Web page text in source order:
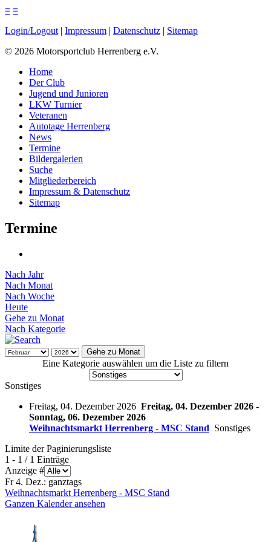
≡ ≡
Login/Logout | Impressum | Datenschutz | Sitemap
© 2026 Motorsportclub Herrenberg e.V.
Home
Der Club
Jugend und Junioren
LKW Turnier
Veteranen
Autotage Herrenberg
News
Termine
Bildergalerien
Suche
Mitgliederbereich
Impressum & Datenschutz
Sitemap
Termine
Nach Jahr
Nach Monat
Nach Woche
Heute
Gehe zu Monat
Nach Kategorie
Gehe zu Monat
Eine Kategorie auswählen um die Liste zu filtern
Sonstiges
Freitag, 04. Dezember 2026 Freitag, 04. Dezember 2026 -
Sonntag, 06. Dezember 2026
Weihnachtsmarkt Herrenberg - MSC Stand Sonstiges
Limite der Paginierungsliste
1 - 1 / 1 Einträge
Anzeige #
Fr 4. Dez.: ganztags
Weihnachtsmarkt Herrenberg - MSC Stand
Ganzen Kalender ansehen